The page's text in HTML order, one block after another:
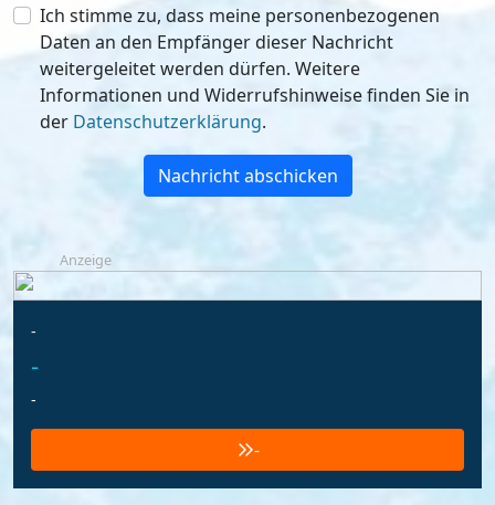
Ich stimme zu, dass meine personenbezogenen
Daten an den Empfänger dieser Nachricht
weitergeleitet werden dürfen. Weitere
Informationen und Widerrufshinweise finden Sie in
der Datenschutzerklärung.
Nachricht abschicken
Anzeige
-
-
-
-